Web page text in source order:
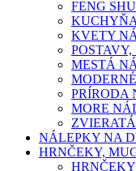
FENG
KVETY
MESTÁ
PRÍRODA
MORE
NÁLEPKY NA
HRNČEKY,